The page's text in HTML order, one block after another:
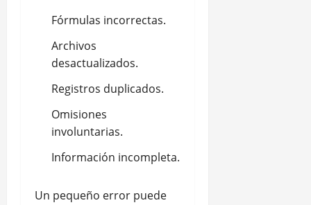
Fórmulas incorrectas.
Archivos
desactualizados.
Registros duplicados.
Omisiones
involuntarias.
Información incompleta.
Un pequeño error puede